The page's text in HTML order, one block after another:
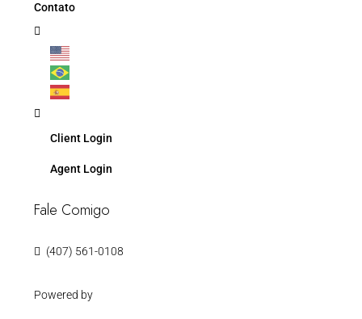
Contato
Client Login
Agent Login
Fale Comigo
(407) 561-0108
Powered by